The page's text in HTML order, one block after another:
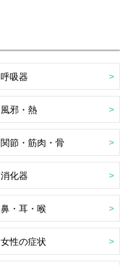
呼吸器
風邪・熱
関節・筋肉・骨
消化器
鼻・耳・喉
女性の症状